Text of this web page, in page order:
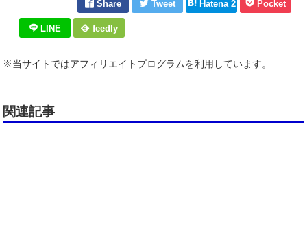
Share Tweet Hatena 2 Pocket
LINE feedly
※当サイトではアフィリエイトプログラムを利用しています。
関連記事